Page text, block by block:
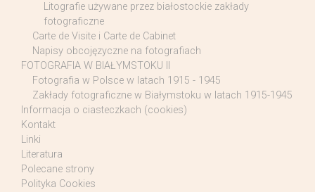
Litografie używane przez białostockie zakłady
fotograficzne
Carte de Visite i Carte de Cabinet
Napisy obcojęzyczne na fotografiach
FOTOGRAFIA W BIAŁYMSTOKU II
Fotografia w Polsce w latach 1915 - 1945
Zakłady fotograficzne w Białymstoku w latach 1915-1945
Informacja o ciasteczkach (cookies)
Kontakt
Linki
Literatura
Polecane strony
Polityka Cookies